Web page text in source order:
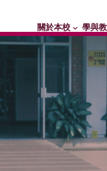
關於本校 學與教